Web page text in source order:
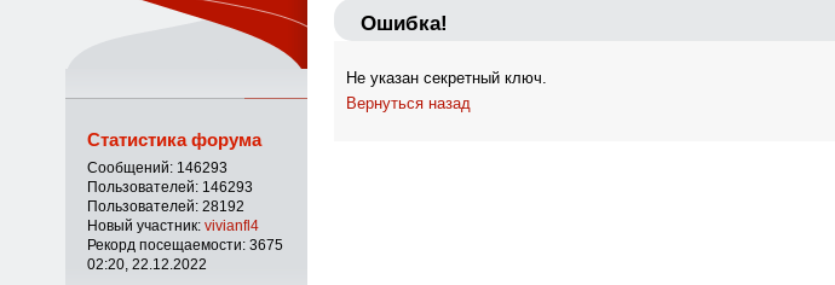
Ошибка!
Не указан секретный ключ.
Вернуться назад
Статистика форума
Сообщений: 146293
Пользователей: 146293
Пользователей: 28192
Новый участник: vivianfl4
Рекорд посещаемости: 3675
02:20, 22.12.2022